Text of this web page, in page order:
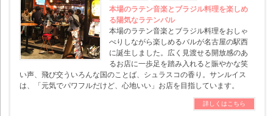
本場のラテン音楽とブラジル料理を楽しめ
る陽気なラテンバル
本場のラテン音楽とブラジル料理をおしゃ
べりしながら楽しめるバルが名古屋の駅西
に誕生しました。広く見渡せる開放感のあ
るお店に一歩足を踏み入れると賑やかな笑
い声、飛び交ういろんな国のことば、シュラスコの香り。サンルイス
は、「元気でパワフルだけど、心地いい」お店を目指しています。
詳しくはこちら